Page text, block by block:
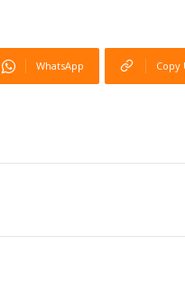
WhatsApp Copy